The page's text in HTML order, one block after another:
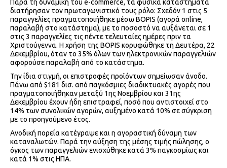
Παρά τη δυναμική του e-commerce, τα φυσικά καταστήματα
διατήρησαν τον πρωταγωνιστικό τους ρόλο: Σχεδόν 1 στις 5
παραγγελίες πραγματοποιήθηκε μέσω BOPIS (αγορά online,
παραλαβή στο κατάστημα), με το ποσοστό να αυξάνεται σε 1
στις 3 παραγγελίες τις πέντε τελευταίες ημέρες πριν τα
Χριστούγεννα. Η χρήση της BOPIS κορυφώθηκε τη Δευτέρα, 22
Δεκεμβρίου, όταν το 35% όλων των ηλεκτρονικών παραγγελιών
αφορούσε παραλαβή από το κατάστημα.
Την ίδια στιγμή, οι επιστροφές προϊόντων σημείωσαν άνοδο.
Πάνω από $181 δισ. από παγκόσμιες διαδικτυακές αγορές που
πραγματοποιήθηκαν μεταξύ 1ης Νοεμβρίου και 31ης
Δεκεμβρίου έχουν ήδη επιστραφεί, ποσό που αντιστοιχεί στο
14% των συνολικών αγορών, αυξημένο κατά 10% σε σύγκριση
με το προηγούμενο έτος.
Ανοδική πορεία κατέγραψε και η αγοραστική δύναμη των
καταναλωτών. Παρά την αύξηση της μέσης τιμής πώλησης, ο
όγκος των παραγγελιών ενισχύθηκε κατά 3% παγκοσμίως και
κατά 1% στις ΗΠΑ.